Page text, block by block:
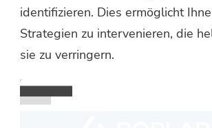
identifizieren. Dies ermöglicht
Strategien zu intervenieren, die
sie zu verringern.